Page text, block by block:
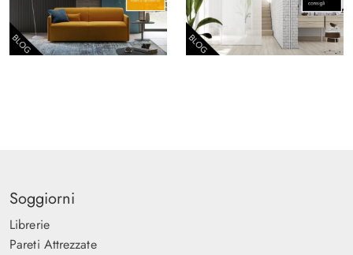
Soggiorni
Librerie
Pareti Attrezzate